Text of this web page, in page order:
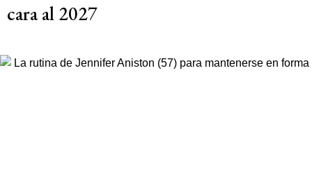
cara al 2027